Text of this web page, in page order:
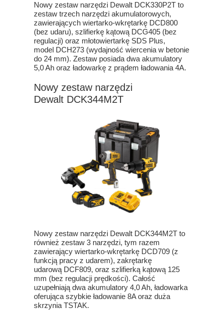
Nowy zestaw narzędzi Dewalt DCK330P2T to
zestaw trzech narzędzi akumulatorowych,
zawierających wiertarko-wkrętarkę DCD800
(bez udaru), szlifierkę kątową DCG405 (bez
regulacji) oraz młotowiertarkę SDS Plus,
model DCH273 (wydajność wiercenia w betonie
do 24 mm). Zestaw posiada dwa akumulatory
5,0 Ah oraz ładowarkę z prądem ładowania 4A.
Nowy zestaw narzędzi
Dewalt DCK344M2T
Nowy zestaw narzędzi Dewalt DCK344M2T to
również zestaw 3 narzędzi, tym razem
zawierający wiertarko-wkrętarkę DCD709 (z
funkcją pracy z udarem), zakrętarkę
udarową DCF809, oraz szlifierką kątową 125
mm (bez regulacji prędkości). Całość
uzupełniają dwa akumulatory 4,0 Ah, ładowarka
oferująca szybkie ładowanie 8A oraz duża
skrzynia TSTAK.